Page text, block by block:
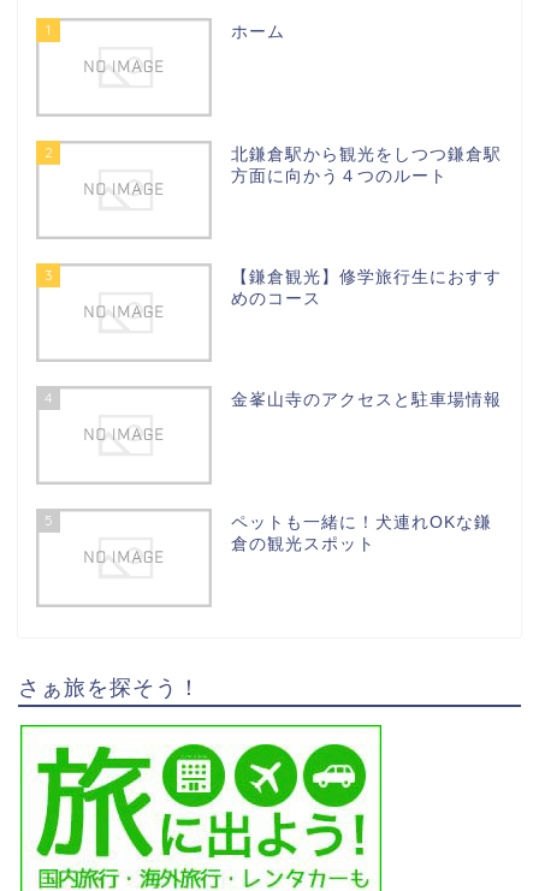
1 ホーム
2
北鎌倉駅から観光をしつつ鎌倉駅
方面に向かう４つのルート
3
【鎌倉観光】修学旅行生におすす
めのコース
4 金峯山寺のアクセスと駐車場情報
5
ペットも一緒に！犬連れOKな鎌
倉の観光スポット
さぁ旅を探そう！